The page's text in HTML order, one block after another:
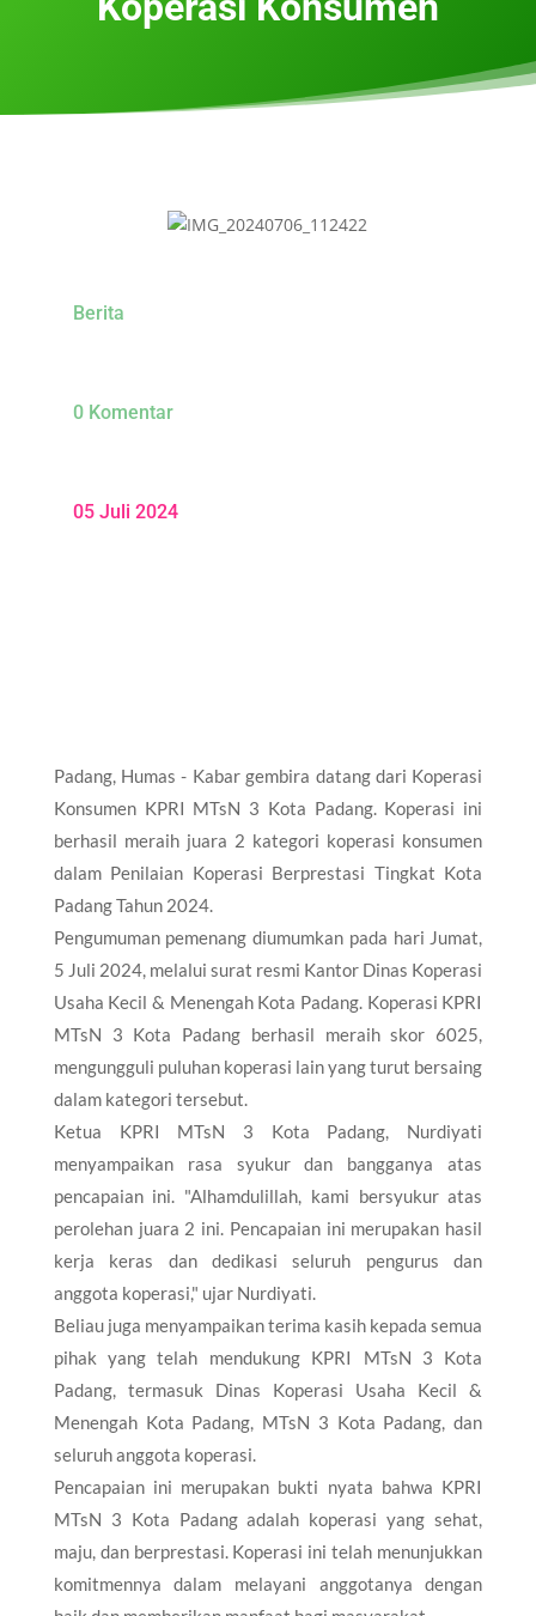
Berita
0 Komentar
05 Juli 2024
Padang, Humas - Kabar gembira datang dari Koperasi
Konsumen KPRI MTsN 3 Kota Padang. Koperasi ini
berhasil meraih juara 2 kategori koperasi konsumen
dalam Penilaian Koperasi Berprestasi Tingkat Kota
Padang Tahun 2024.
Pengumuman pemenang diumumkan pada hari Jumat,
5 Juli 2024, melalui surat resmi Kantor Dinas Koperasi
Usaha Kecil & Menengah Kota Padang. Koperasi KPRI
MTsN 3 Kota Padang berhasil meraih skor 6025,
mengungguli puluhan koperasi lain yang turut bersaing
dalam kategori tersebut.
Ketua KPRI MTsN 3 Kota Padang, Nurdiyati
menyampaikan rasa syukur dan bangganya atas
pencapaian ini. "Alhamdulillah, kami bersyukur atas
perolehan juara 2 ini. Pencapaian ini merupakan hasil
kerja keras dan dedikasi seluruh pengurus dan
anggota koperasi," ujar Nurdiyati.
Beliau juga menyampaikan terima kasih kepada semua
pihak yang telah mendukung KPRI MTsN 3 Kota
Padang, termasuk Dinas Koperasi Usaha Kecil &
Menengah Kota Padang, MTsN 3 Kota Padang, dan
seluruh anggota koperasi.
Pencapaian ini merupakan bukti nyata bahwa KPRI
MTsN 3 Kota Padang adalah koperasi yang sehat,
maju, dan berprestasi. Koperasi ini telah menunjukkan
komitmennya dalam melayani anggotanya dengan